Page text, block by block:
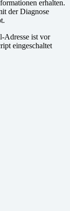
erhalten.
der Diagnose
Adresse ist vor
eingeschaltet